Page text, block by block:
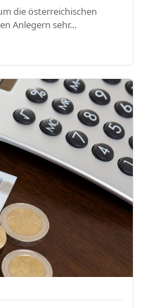
die österreichischen
Anlegern sehr…